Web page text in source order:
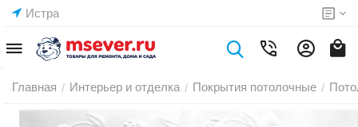
Истра
Главная / Интерьер и отделка / Покрытия потолочные /